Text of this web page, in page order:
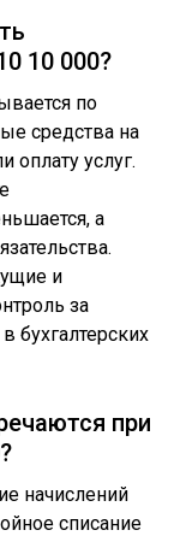
10 000?
по
средства на
оплату услуг.
а
и
за
бухгалтерских
при
начислений
списание